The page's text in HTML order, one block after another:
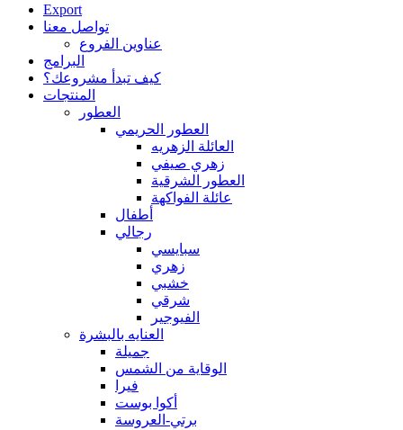
Export
تواصل معنا
عناوين الفروع
البرامج
كيف تبدأ مشروعك؟
المنتجات
العطور
العطور الحريمي
العائلة الزهريه
زهري صيفي
العطور الشرقية
عائلة الفواكهة
أطفال
رجالي
سبايسي
زهري
خشبي
شرقي
الفيوجير
العنايه بالبشرة
جميلة
الوقاية من الشمس
فيرا
أكوا بوست
برتي-العروسة